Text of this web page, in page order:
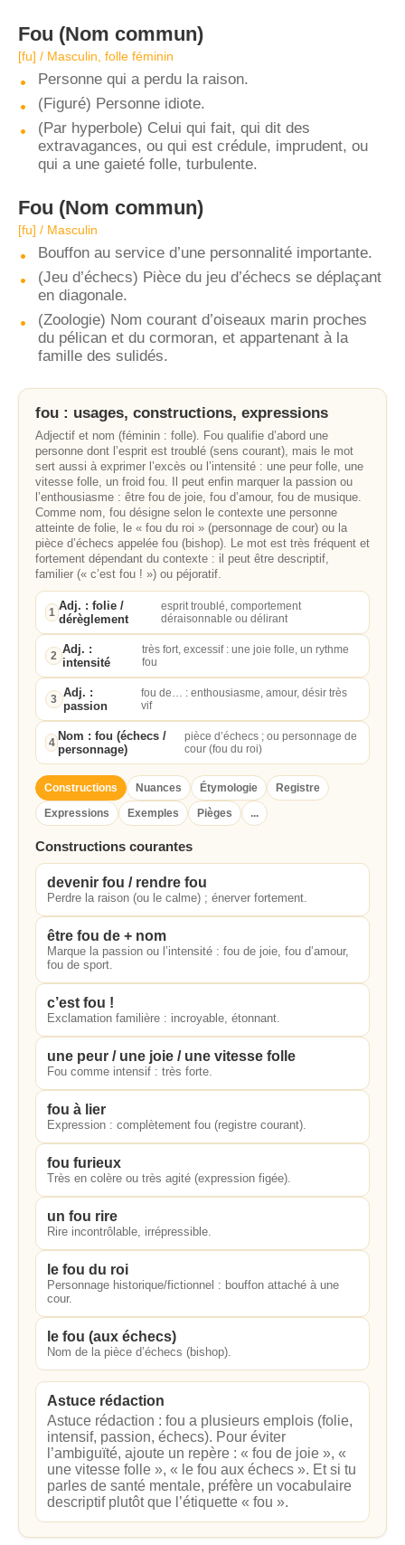
Fou (Nom commun)
[fu] / Masculin, folle féminin
Personne qui a perdu la raison.
(Figuré) Personne idiote.
(Par hyperbole) Celui qui fait, qui dit des
extravagances, ou qui est crédule, imprudent, ou
qui a une gaieté folle, turbulente.
Fou (Nom commun)
[fu] / Masculin
Bouffon au service d’une personnalité importante.
(Jeu d’échecs) Pièce du jeu d’échecs se déplaçant
en diagonale.
(Zoologie) Nom courant d’oiseaux marin proches
du pélican et du cormoran, et appartenant à la
famille des sulidés.
fou : usages, constructions, expressions
Adjectif et nom (féminin : folle). Fou qualifie d’abord une
personne dont l’esprit est troublé (sens courant), mais le mot
sert aussi à exprimer l’excès ou l’intensité : une peur folle, une
vitesse folle, un froid fou. Il peut enfin marquer la passion ou
l’enthousiasme : être fou de joie, fou d’amour, fou de musique.
Comme nom, fou désigne selon le contexte une personne
atteinte de folie, le « fou du roi » (personnage de cour) ou la
pièce d’échecs appelée fou (bishop). Le mot est très fréquent et
fortement dépendant du contexte : il peut être descriptif,
familier (« c’est fou ! ») ou péjoratif.
1 Adj. : folie /
dérèglement
esprit troublé, comportement
déraisonnable ou délirant
2 Adj. :
intensité
très fort, excessif : une joie folle, un rythme
fou
3 Adj. :
passion
fou de… : enthousiasme, amour, désir très
vif
4 Nom : fou (échecs /
personnage)
pièce d’échecs ; ou personnage de
cour (fou du roi)
Constructions Nuances Étymologie
Registre
Expressions
Exemples Pièges ...
Constructions courantes
devenir fou / rendre fou
Perdre la raison (ou le calme) ; énerver fortement.
être fou de + nom
Marque la passion ou l’intensité : fou de joie, fou d’amour,
fou de sport.
c’est fou !
Exclamation familière : incroyable, étonnant.
une peur / une joie / une vitesse folle
Fou comme intensif : très forte.
fou à lier
Expression : complètement fou (registre courant).
fou furieux
Très en colère ou très agité (expression figée).
un fou rire
Rire incontrôlable, irrépressible.
le fou du roi
Personnage historique/fictionnel : bouffon attaché à une
cour.
le fou (aux échecs)
Nom de la pièce d’échecs (bishop).
Astuce rédaction
Astuce rédaction : fou a plusieurs emplois (folie,
intensif, passion, échecs). Pour éviter
l’ambiguïté, ajoute un repère : « fou de joie », «
une vitesse folle », « le fou aux échecs ». Et si tu
parles de santé mentale, préfère un vocabulaire
descriptif plutôt que l’étiquette « fou ».